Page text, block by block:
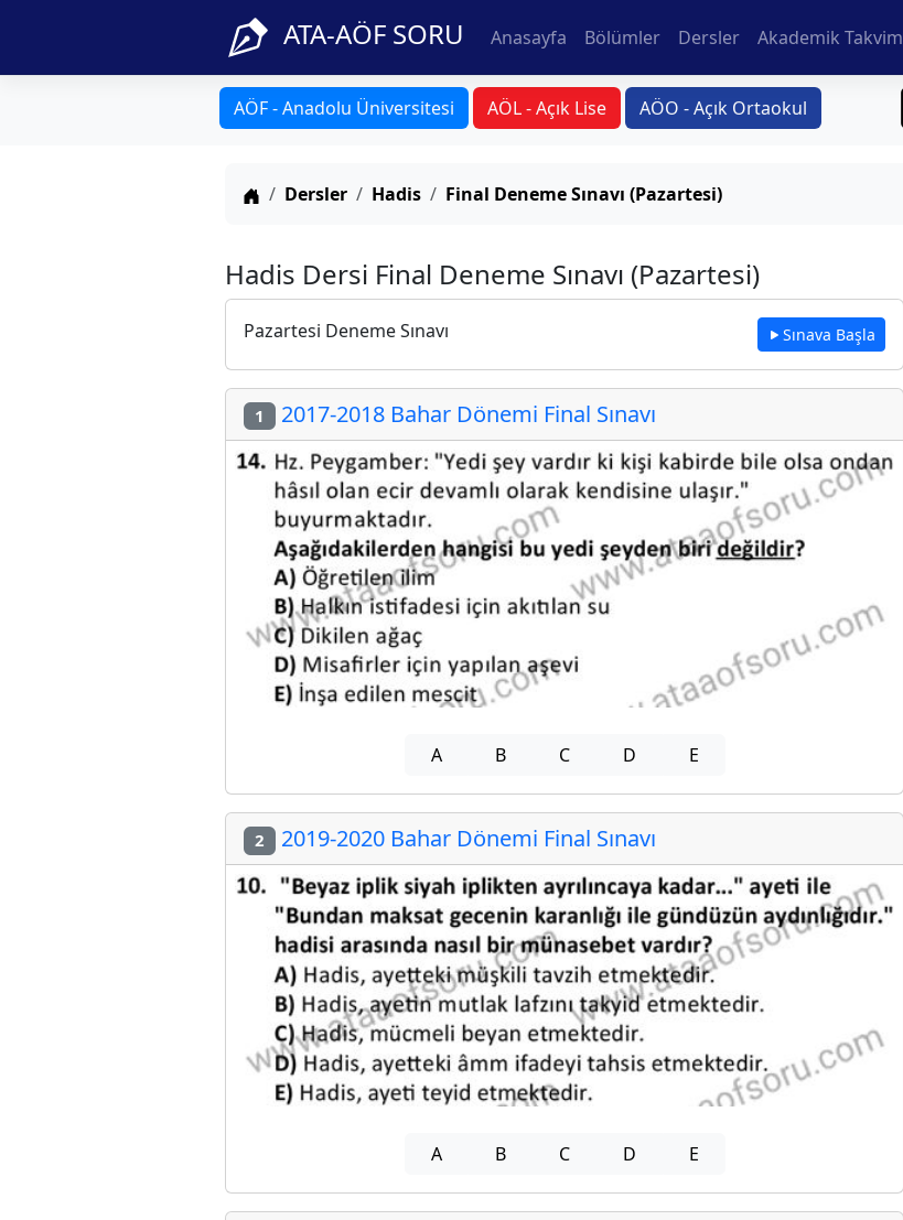
ATA-AÖF SORU Anasayfa Bölümler Dersler Akademik Takvim
AÖF - Anadolu Üniversitesi AÖL - Açık Lise AÖO - Açık Ortaokul
Anasayfa
Dersler Hadis Final Deneme Sınavı (Pazartesi)
Hadis Dersi Final Deneme Sınavı (Pazartesi)
Pazartesi Deneme Sınavı Sınava Başla
1 2017-2018 Bahar Dönemi Final Sınavı
A B C D E
2 2019-2020 Bahar Dönemi Final Sınavı
A B C D E